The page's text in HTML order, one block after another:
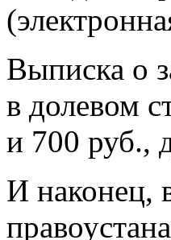
Выписка о
в долевом
и 700 руб.,
И наконец,